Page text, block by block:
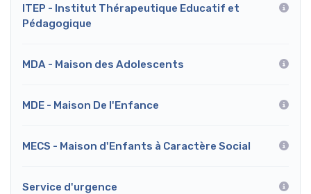
ITEP - Institut Thérapeutique Educatif et
Pédagogique
MDA - Maison des Adolescents
MDE - Maison De l'Enfance
MECS - Maison d'Enfants à Caractère Social
Service d'urgence